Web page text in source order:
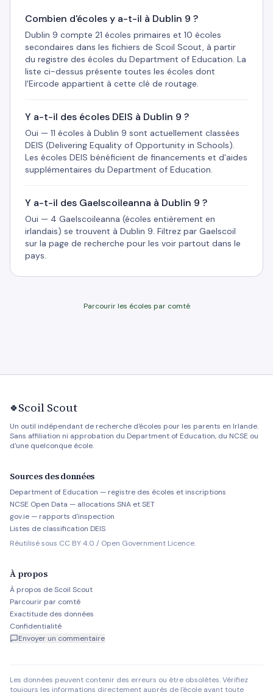
Combien d'écoles y a-t-il à Dublin 9 ?
Dublin 9 compte 21 écoles primaires et 10 écoles
secondaires dans les fichiers de Scoil Scout, à partir
du registre des écoles du Department of Education. La
liste ci-dessus présente toutes les écoles dont
l'Eircode appartient à cette clé de routage.
Y a-t-il des écoles DEIS à Dublin 9 ?
Oui — 11 écoles à Dublin 9 sont actuellement classées
DEIS (Delivering Equality of Opportunity in Schools).
Les écoles DEIS bénéficient de financements et d'aides
supplémentaires du Department of Education.
Y a-t-il des Gaelscoileanna à Dublin 9 ?
Oui — 4 Gaelscoileanna (écoles entièrement en
irlandais) se trouvent à Dublin 9. Filtrez par Gaelscoil
sur la page de recherche pour les voir partout dans le
pays.
Parcourir les écoles par comté
🍀Scoil Scout
Un outil indépendant de recherche d'écoles pour les parents en Irlande.
Sans affiliation ni approbation du Department of Education, du NCSE ou
d'une quelconque école.
Sources des données
Department of Education — registre des écoles et inscriptions
NCSE Open Data — allocations SNA et SET
gov.ie — rapports d'inspection
Listes de classification DEIS
Réutilisé sous CC BY 4.0 / Open Government Licence.
À propos
À propos de Scoil Scout
Parcourir par comté
Exactitude des données
Confidentialité
Envoyer un commentaire
Les données peuvent contenir des erreurs ou être obsolètes. Vérifiez
toujours les informations directement auprès de l'école avant toute